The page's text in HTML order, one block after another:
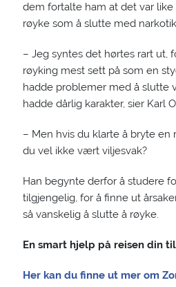
dem fortalte ham at det var like
røyke som å slutte med
– Jeg syntes det hørtes rart ut,
røyking mest sett på som en
hadde problemer med å slutte
hadde dårlig karakter, sier Karl
– Men hvis du klarte å bryte en
du vel ikke vært viljesvak?
Han begynte derfor å studere
tilgjengelig, for å finne ut
så vanskelig å slutte å røyke.
En smart hjelp på reisen din
Her kan du finne ut mer om